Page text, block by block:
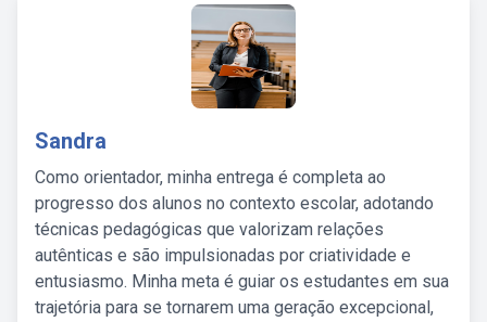
Sandra
Como orientador, minha entrega é completa ao
progresso dos alunos no contexto escolar, adotando
técnicas pedagógicas que valorizam relações
autênticas e são impulsionadas por criatividade e
entusiasmo. Minha meta é guiar os estudantes em sua
trajetória para se tornarem uma geração excepcional,